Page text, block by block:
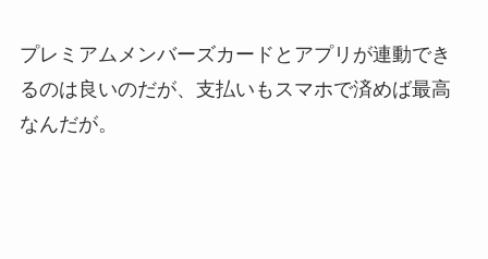
プレミアムメンバーズカードとアプリが連動でき
るのは良いのだが、支払いもスマホで済めば最高
なんだが。